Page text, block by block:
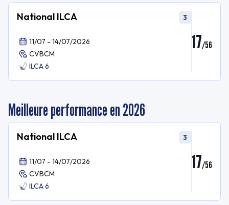
National ILCA 3
11/07 - 14/07/2026
CVBCM
ILCA 6
17/56
Meilleure performance en 2026
National ILCA 3
11/07 - 14/07/2026
CVBCM
ILCA 6
17/56